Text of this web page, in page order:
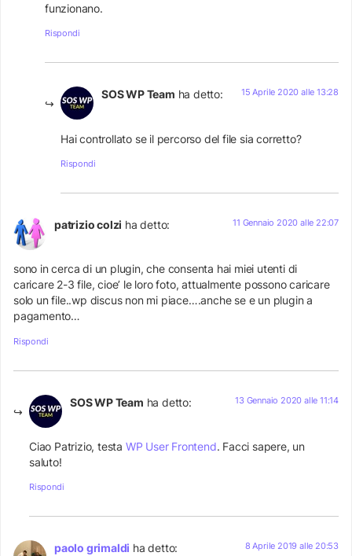
funzionano.
Rispondi
SOS WP Team ha detto: 15 Aprile 2020 alle 13:28
Hai controllato se il percorso del file sia corretto?
Rispondi
patrizio colzi ha detto: 11 Gennaio 2020 alle 22:07
sono in cerca di un plugin, che consenta hai miei utenti di
caricare 2-3 file, cioe’ le loro foto, attualmente possono caricare
solo un file..wp discus non mi piace….anche se e un plugin a
pagamento…
Rispondi
SOS WP Team ha detto: 13 Gennaio 2020 alle 11:14
Ciao Patrizio, testa WP User Frontend. Facci sapere, un
saluto!
Rispondi
paolo grimaldi ha detto: 8 Aprile 2019 alle 20:53